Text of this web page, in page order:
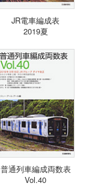
JR電車編成表
2019夏
普通列車編成両数表
Vol.40